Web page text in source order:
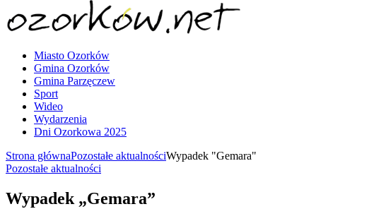
Miasto Ozorków
Gmina Ozorków
Gmina Parzęczew
Sport
Wideo
Wydarzenia
Dni Ozorkowa 2025
Strona głównaPozostałe aktualnościWypadek "Gemara"
Pozostałe aktualności
Wypadek „Gemara”